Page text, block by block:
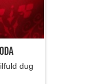
dug